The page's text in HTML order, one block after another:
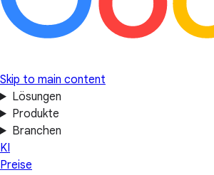
Skip to main content
Lösungen
Produkte
Branchen
KI
Preise